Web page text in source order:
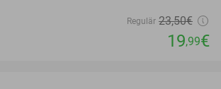
Regulär 23,50€
19,99€